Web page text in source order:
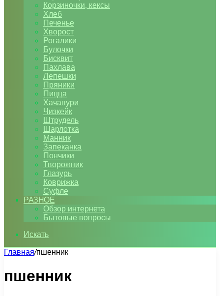
Корзиночки, кексы
Хлеб
Печенье
Хворост
Рогалики
Булочки
Бисквит
Пахлава
Лепешки
Пряники
Пицца
Хачапури
Чизкейк
Штрудель
Шарлотка
Манник
Запеканка
Пончики
Творожник
Глазурь
Коврижка
Суфле
РАЗНОЕ
Обзор интернета
Бытовые вопросы
Искать
Главная/пшенник
пшенник